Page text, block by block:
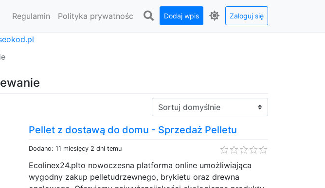
Regulamin Polityka prywatnośc Dodaj wpis Zaloguj się
Sortuj:
Pellet z dostawą do domu - Sprzedaż Pelletu
Dodano: 11 miesięcy 2 dni temu
Ecolinex24.plto nowoczesna platforma online umożliwiająca
wygodny zakup pelletudrzewnego, brykietu oraz drewna